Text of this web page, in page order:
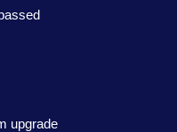
upgrade